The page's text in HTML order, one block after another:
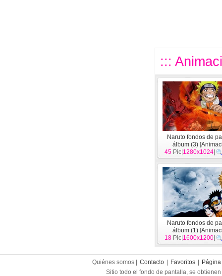
:::
Naruto fondos de
álbum (3) [
45 Pic| 1280x1024
Naruto fondos de
álbum (1) [
18 Pic| 1600x1200
Quiénes somos | Contacto Favoritos
Sitio todo el fondo de pantalla, se